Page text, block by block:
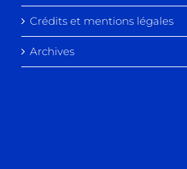
Crédits et mentions légales
Archives